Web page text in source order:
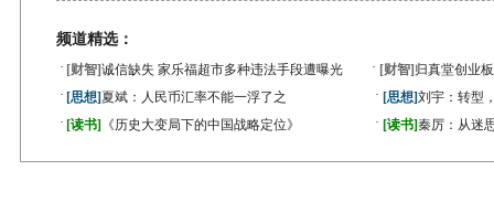
频道精选：
· [财智]诚信缺失 家乐福超市多种违法手段遭曝光 · [财智] 归真堂创业
· [思想]夏斌：人民币汇率不能一浮了之 · [思想]刘宇：转型
· [读书] 《历史大变局下的中国战略定位》 · [读书]秦厉：从迷